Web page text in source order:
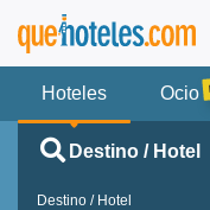
Hoteles Ocio
Destino / Hotel
Destino / Hotel